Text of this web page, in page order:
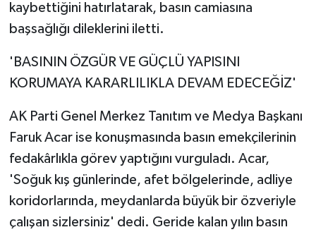
kaybettiğini hatırlatarak, basın camiasına
başsağlığı dileklerini iletti.
'BASININ ÖZGÜR VE GÜÇLÜ YAPISINI
KORUMAYA KARARLILIKLA DEVAM EDECEĞİZ'
AK Parti Genel Merkez Tanıtım ve Medya Başkanı
Faruk Acar ise konuşmasında basın emekçilerinin
fedakârlıkla görev yaptığını vurguladı. Acar,
'Soğuk kış günlerinde, afet bölgelerinde, adliye
koridorlarında, meydanlarda büyük bir özveriyle
çalışan sizlersiniz' dedi. Geride kalan yılın basın